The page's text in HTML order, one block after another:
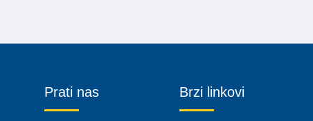
Prati nas Brzi linkovi